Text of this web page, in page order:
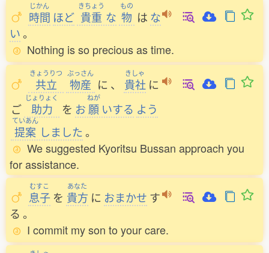
じかん
時間 ほど
きちょう
貴重 な
もの
物 は な
い。
Nothing is so precious as time.
きょうりつ
共立
ぶっさん
物産 に 、
きしゃ
貴社 に
ご
じょりょく
助力 を お
ねが
願 いする よう
ていあん
提案 しました。
We suggested Kyoritsu Bussan approach you
for assistance.
むすこ
息子 を
あなた
貴方 に おまかせ す
る 。
I commit my son to your care.